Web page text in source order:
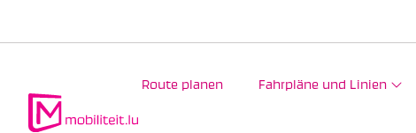
Route planen Fahrpläne und Linien